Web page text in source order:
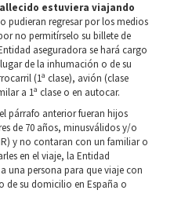
estuviera viajando
pudieran regresar por los medios
no permitírselo su billete de
aseguradora se hará cargo
de la inhumación o de su
(1ª clase), avión (clase
a 1ª clase o en autocar.
párrafo anterior fueran hijos
de 70 años, minusválidos y/o
y no contaran con un familiar o
en el viaje, la Entidad
una persona para que viaje con
de su domicilio en España o